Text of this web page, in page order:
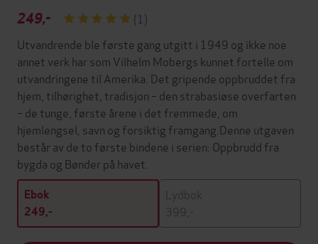
249,-
(1)
Utvandrende ble første gang utgitt i 1949 og ikke noe
annet verk har som Vilhelm Mobergs kunnet fortelle om
utvandringene til Amerika. Det gripende oppbruddet fra
hjem, tilhørighet, tradisjon – den strabasiøse overfarten
– de tunge, første årene i det fremmede, om
hjemlengsel, savn og forsiktig framgang.Denne utgaven
består av de to første bindene i serien: Oppbrudd fra
bygda og Bønder på havet.
Ebok
249,-
Lydbok
399,-